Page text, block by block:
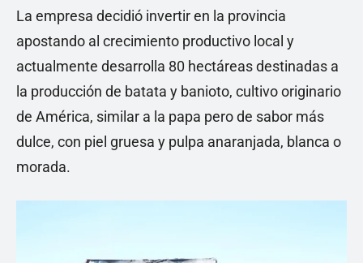
La empresa decidió invertir en la provincia
apostando al crecimiento productivo local y
actualmente desarrolla 80 hectáreas destinadas a
la producción de batata y banioto, cultivo originario
de América, similar a la papa pero de sabor más
dulce, con piel gruesa y pulpa anaranjada, blanca o
morada.